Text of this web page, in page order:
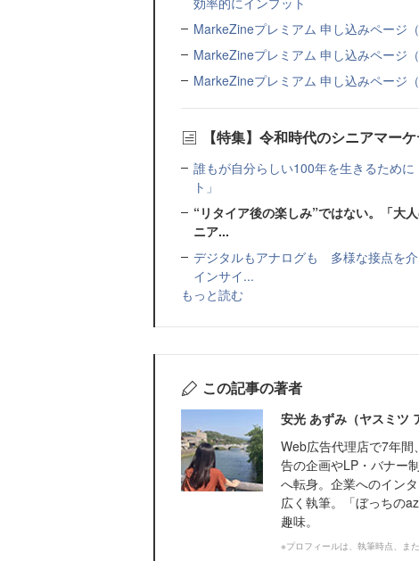
MarkeZineプレミアム 申し込みページ（
MarkeZineプレミアム 申し込みページ（
MarkeZineプレミアム 申し込みページ
【特集】令和時代のシニアマー
誰もが自分らしい100年を生きるため
ト」
“リタイア後の楽しみ”ではない。「大
ニア...
デジタルもアナログも 多様な接点を
インサイ...
もっと読む
この記事の著者
安光 あずみ（ヤスミツ
Web広告代理店で7年
告の企画やLP・バナー
へ転身。企業へのイン
広く執筆。「ぼっちの
趣味。
※プロフィールは、執筆時点、ま